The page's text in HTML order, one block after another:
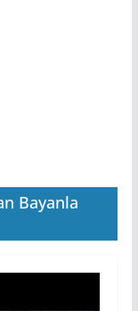
Bayanla